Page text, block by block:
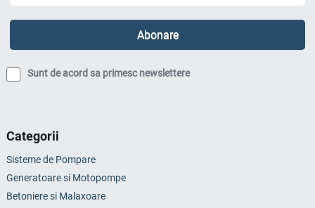
Sunt de acord sa primesc newslettere
Categorii
Sisteme de Pompare
Generatoare si Motopompe
Betoniere si Malaxoare